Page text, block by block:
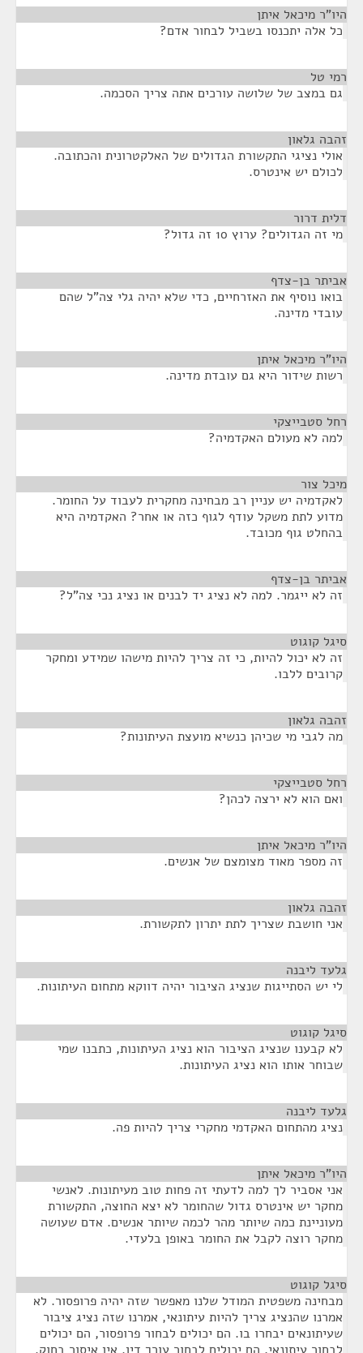
היו"ר מיכאל איתן
כל אלה יתכנסו בשביל לבחור אדם?
רמי טל
גם במצב של שלושה עורכים אתה צריך הסכמה.
זהבה גלאון
אולי נציגי התקשורת הגדולים של האלקטרונית והכתובה.
לכולם יש אינטרס.
דלית דרור
מי זה הגדולים? ערוץ 10 זה גדול?
אביתר בן-צדף
בואו נוסיף את האזרחיים, כדי שלא יהיה גלי צה"ל שהם
עובדי מדינה.
היו"ר מיכאל איתן
רשות שידור היא גם עובדת מדינה.
רחל סטבייצקי
למה לא מעולם האקדמיה?
מיכל צור
לאקדמיה יש עניין רב מבחינה מחקרית לעבוד על החומר.
מדוע לתת משקל עודף לגוף כזה או אחר? האקדמיה היא
בהחלט גוף מכובד.
אביתר בן-צדף
זה לא ייגמר. למה לא נציג יד לבנים או נציג נכי צה"ל?
סיגל קוגוט
זה לא יכול להיות, כי זה צריך להיות מישהו שמידע ומחקר
קרובים ללבו.
זהבה גלאון
מה לגבי מי שכיהן כנשיא מועצת העיתונות?
רחל סטבייצקי
ואם הוא לא ירצה לכהן?
היו"ר מיכאל איתן
זה מספר מאוד מצומצם של אנשים.
זהבה גלאון
אני חושבת שצריך לתת יתרון לתקשורת.
גלעד ליבנה
לי יש הסתייגות שנציג הציבור יהיה דווקא מתחום העיתונות.
סיגל קוגוט
לא קבענו שנציג הציבור הוא נציג העיתונות, כתבנו שמי
שבוחר אותו הוא נציג העיתונות.
גלעד ליבנה
נציג מהתחום האקדמי מחקרי צריך להיות פה.
היו"ר מיכאל איתן
אני אסביר לך למה לדעתי זה פחות טוב מעיתונות. לאנשי
מחקר יש אינטרס גדול שהחומר לא יצא החוצה, התקשורת
מעוניינת כמה שיותר מהר לכמה שיותר אנשים. אדם שעושה
מחקר רוצה לקבל את החומר באופן בלעדי.
סיגל קוגוט
מבחינה משפטית המודל שלנו מאפשר שזה יהיה פרופסור. לא
אמרנו שהנציג צריך להיות עיתונאי, אמרנו שזה נציג ציבור
שעיתונאים יבחרו בו. הם יכולים לבחור פרופסור, הם יכולים